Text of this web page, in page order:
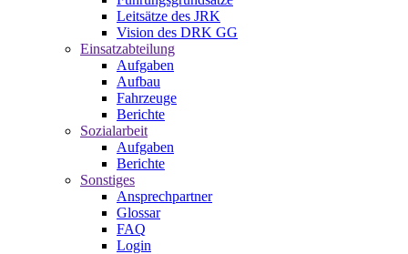
Leitsätze des JRK
Vision des DRK GG
Einsatzabteilung
Aufgaben
Aufbau
Fahrzeuge
Berichte
Sozialarbeit
Aufgaben
Berichte
Sonstiges
Ansprechpartner
Glossar
FAQ
Login